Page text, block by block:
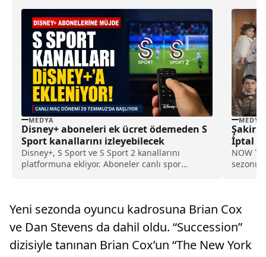
MEDYA
Disney+ aboneleri ek ücret ödemeden S
Sport kanallarını izleyebilecek
Disney+, S Sport ve S Sport 2 kanallarını
platformuna ekliyor. Aboneler canlı spor
MEDYA
Şakir
İptal
NOW
Yeni sezonda oyuncu kadrosuna Brian Cox
ve Dan Stevens da dahil oldu. “Succession”
dizisiyle tanınan Brian Cox’un “The New York